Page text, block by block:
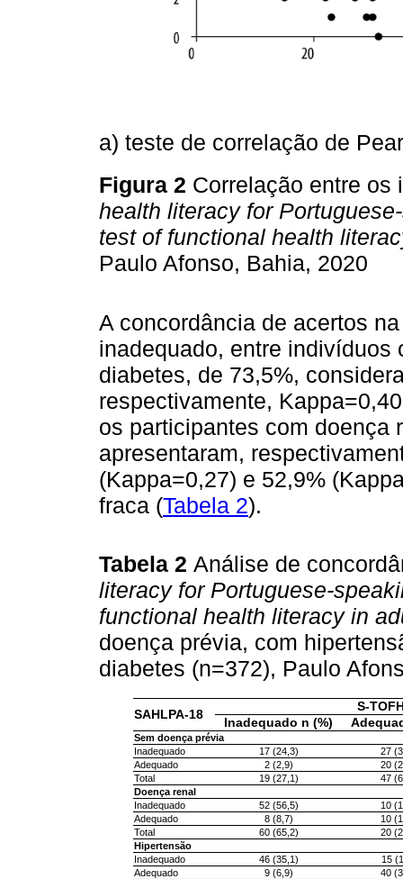
a) teste de correlação de
Figura 2 Correlação entre
health literacy for
test of functional health
Paulo Afonso, Bahia, 2020
A concordância de acertos
inadequado, entre indivíduos
diabetes, de 73,5%,
respectivamente,
os participantes com doença
apresentaram,
(Kappa=0,27) e 52,9%
fraca (Tabela 2).
Tabela 2 Análise de
literacy for Portuguese-
functional health literacy in
doença prévia, com
diabetes (n=372), Paulo
SAHLPA-18
S-
Inadequado n (%)
Sem doença prévia
Inadequado
17 (24,3)
27
Adequado
2 (2,9)
20
Total
19 (27,1)
47
Doença renal
Inadequado
52 (56,5)
10
Adequado
8 (8,7)
10
Total
60 (65,2)
20
Hipertensão
Inadequado
46 (35,1)
15
Adequado
9 (6,9)
40